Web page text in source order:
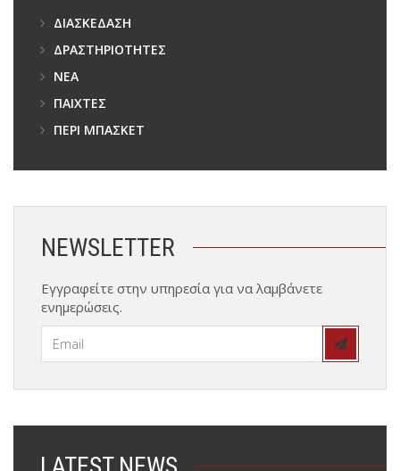
ΔΙΑΣΚΈΔΑΣΗ
ΔΡΑΣΤΗΡΙΌΤΗΤΕΣ
ΝΈΑ
ΠΑΊΧΤΕΣ
ΠΕΡΊ ΜΠΆΣΚΕΤ
NEWSLETTER
Εγγραφείτε στην υπηρεσία για να λαμβάνετε
ενημερώσεις.